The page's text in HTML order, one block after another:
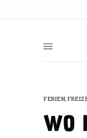
FERIEN,
WO